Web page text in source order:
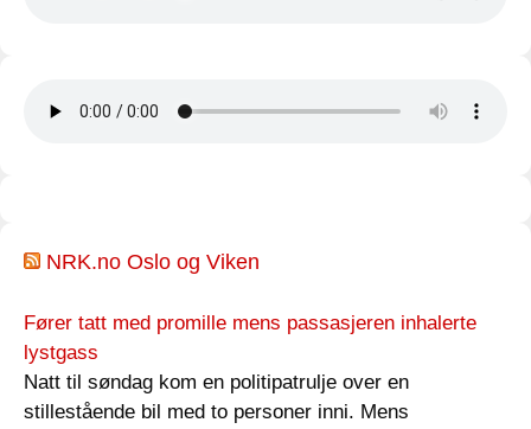
NRK.no Oslo og Viken
Fører tatt med promille mens passasjeren inhalerte
lystgass
Natt til søndag kom en politipatrulje over en
stillestående bil med to personer inni. Mens